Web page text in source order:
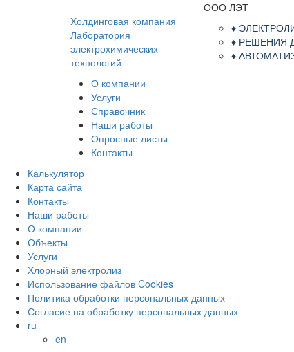
Холдинговая компания
Лаборатория
электрохимических
технологий
ООО ЛЭТ
♦
♦ РЕШЕНИЯ
♦
О компании
Услуги
Справочник
Наши работы
Опросные листы
Контакты
Калькулятор
Карта сайта
Контакты
Наши работы
О компании
Объекты
Услуги
Хлорный электролиз
Использование файлов Cookies
Политика обработки персональных данных
Согласие на обработку персональных данных
ru
en